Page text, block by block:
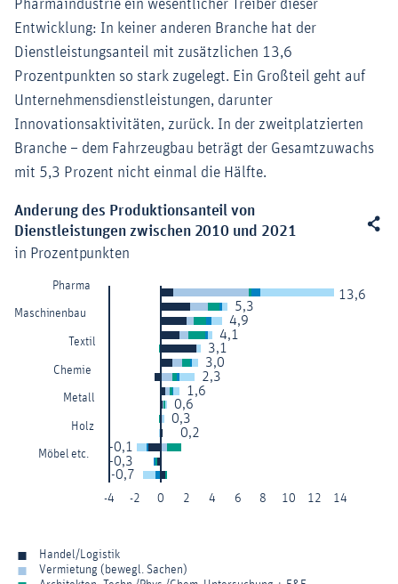
Pharmaindustrie ein wesentlicher Treiber dieser
Entwicklung: In keiner anderen Branche hat der
Dienstleistungsanteil mit zusätzlichen 13,6
Prozentpunkten so stark zugelegt. Ein Großteil geht auf
Unternehmensdienstleistungen, darunter
Innovationsaktivitäten, zurück. In der zweitplatzierten
Branche – dem Fahrzeugbau beträgt der Gesamtzuwachs
mit 5,3 Prozent nicht einmal die Hälfte.